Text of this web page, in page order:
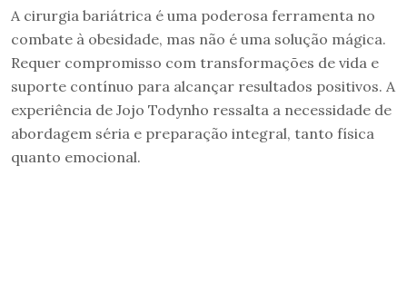
A cirurgia bariátrica é uma poderosa ferramenta no
combate à obesidade, mas não é uma solução mágica.
Requer compromisso com transformações de vida e
suporte contínuo para alcançar resultados positivos. A
experiência de Jojo Todynho ressalta a necessidade de
abordagem séria e preparação integral, tanto física
quanto emocional.